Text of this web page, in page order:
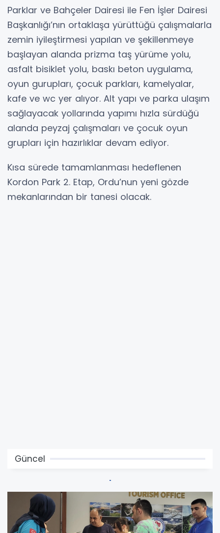
Parklar ve Bahçeler Dairesi ile Fen İşler Dairesi
Başkanlığı’nın ortaklaşa yürüttüğü çalışmalarla
zemin iyileştirmesi yapılan ve şekillenmeye
başlayan alanda prizma taş yürüme yolu,
asfalt bisiklet yolu, baskı beton uygulama,
oyun gurupları, çocuk parkları, kamelyalar,
kafe ve wc yer alıyor. Alt yapı ve parka ulaşım
sağlayacak yollarında yapımı hızla sürdüğü
alanda peyzaj çalışmaları ve çocuk oyun
grupları için hazırlıklar devam ediyor.
Kısa sürede tamamlanması hedeflenen
Kordon Park 2. Etap, Ordu’nun yeni gözde
mekanlarından bir tanesi olacak.
Güncel